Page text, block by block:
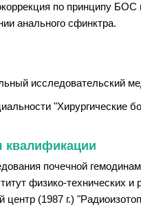
по принципу
анального сфинктра.
исследовательский
"Хирургические
почечной
физико-технических
центр (1987 г.)